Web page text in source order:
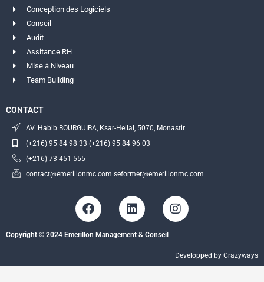
Conception des Logiciels
Conseil
Audit
Assitance RH
Mise à Niveau
Team Building
CONTACT
AV. Habib BOURGUIBA, Ksar-Hellal, 5070, Monastir
(+216) 95 84 98 33 (+216) 95 84 96 03
(+216) 73 451 555
contact@emerillonmc.com seformer@emerillonmc.com
F
a
e
o
L
i
k
d
I
n
a
g
Copyright © 2024 Emerillon Management & Conseil
Developped by Crazyways